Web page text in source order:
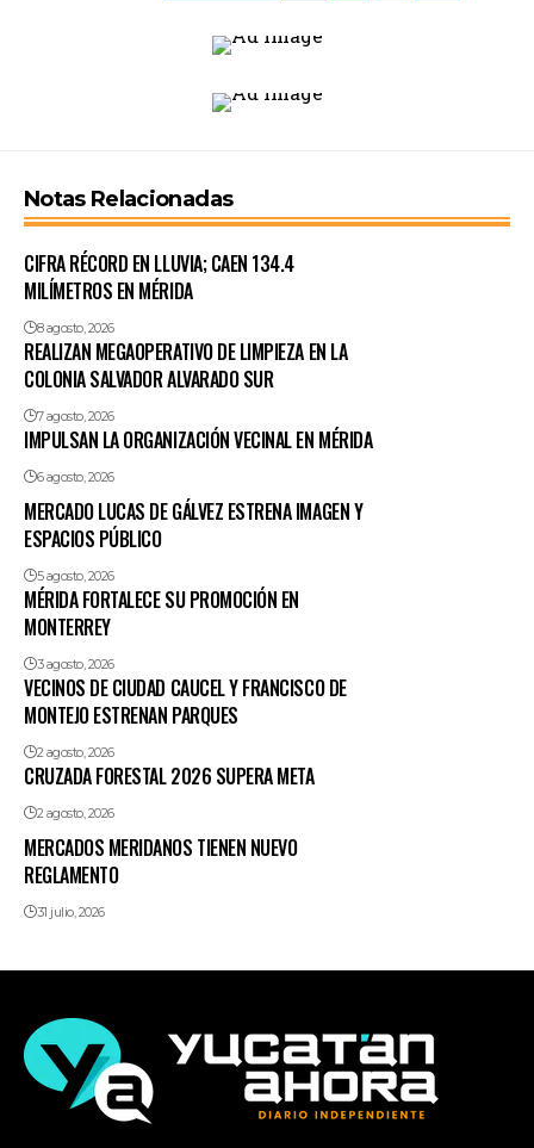
Notas Relacionadas
CIFRA RÉCORD EN LLUVIA; CAEN 134.4
MILÍMETROS EN MÉRIDA
8 agosto, 2026
REALIZAN MEGAOPERATIVO DE LIMPIEZA EN LA
COLONIA SALVADOR ALVARADO SUR
7 agosto, 2026
IMPULSAN LA ORGANIZACIÓN VECINAL EN MÉRIDA
6 agosto, 2026
MERCADO LUCAS DE GÁLVEZ ESTRENA IMAGEN Y
ESPACIOS PÚBLICO
5 agosto, 2026
MÉRIDA FORTALECE SU PROMOCIÓN EN
MONTERREY
3 agosto, 2026
VECINOS DE CIUDAD CAUCEL Y FRANCISCO DE
MONTEJO ESTRENAN PARQUES
2 agosto, 2026
CRUZADA FORESTAL 2026 SUPERA META
2 agosto, 2026
MERCADOS MERIDANOS TIENEN NUEVO
REGLAMENTO
31 julio, 2026